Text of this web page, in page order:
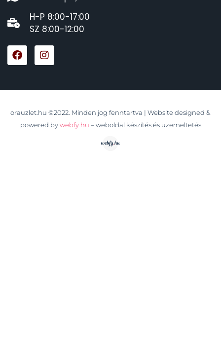
H-P 8:00-17:00
SZ 8:00-12:00
orauzlet.hu ©2022. Minden jog fenntartva | Website designed &
powered by webfy.hu – weboldal készítés és üzemeltetés